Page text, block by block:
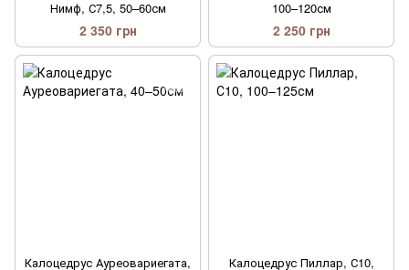
Нимф, С7,5, 50–60см
2 350 грн
100–120см
2 250 грн
Калоцедрус Ауреовариегата,
Калоцедрус Пиллар, С10,